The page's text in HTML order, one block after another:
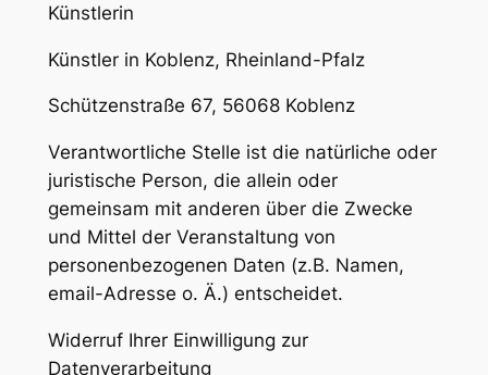
Künstlerin
Künstler in Koblenz, Rheinland-Pfalz
Schützenstraße 67, 56068 Koblenz
Verantwortliche Stelle ist die natürliche oder
juristische Person, die allein oder
gemeinsam mit anderen über die Zwecke
und Mittel der Veranstaltung von
personenbezogenen Daten (z.B. Namen,
email-Adresse o. Ä.) entscheidet.
Widerruf Ihrer Einwilligung zur
Datenverarbeitung